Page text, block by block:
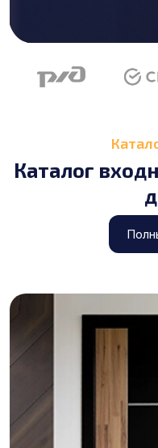
Каталог